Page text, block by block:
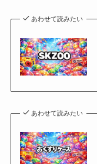
あわせて読みたい
あわせて読みたい